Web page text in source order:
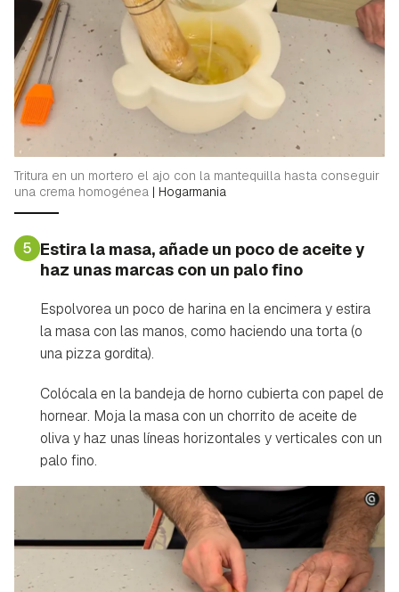
Guardar como favorito
Para poder guardar como favorito, primero has de
iniciar sesión con tu cuenta de Hogarmanía.
INICIAR SESIÓN CANCELAR
Tritura en un mortero el ajo con la mantequilla hasta conseguir
una crema homogénea | Hogarmania
5 Estira la masa, añade un poco de aceite y
haz unas marcas con un palo fino
Espolvorea un poco de harina en la encimera y estira
la masa con las manos, como haciendo una torta (o
una pizza gordita).
Colócala en la bandeja de horno cubierta con papel de
hornear. Moja la masa con un chorrito de aceite de
oliva y haz unas líneas horizontales y verticales con un
palo fino.
Contenido enviado
Gracias por suscribirte a nuestro boletín.
ACEPTAR